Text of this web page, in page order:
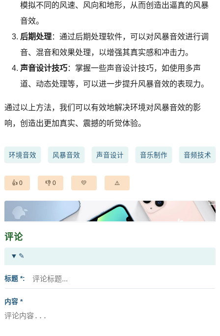
模拟不同的风速、风向和地形，从而创造出逼真的风暴
音效。
后期处理：通过后期处理软件，可以对风暴音效进行调
音、混音和效果处理，以增强其真实感和冲击力。
声音设计技巧：掌握一些声音设计技巧，如使用多声
道、动态处理等，可以进一步提升风暴音效的表现力。
通过以上方法，我们可以有效地解决环境对风暴音效的影
响，创造出更加真实、震撼的听觉体验。
环境音效 风暴音效 声音设计 音乐制作 音频技术
0 0
评论
✎
标题 *
内容 *